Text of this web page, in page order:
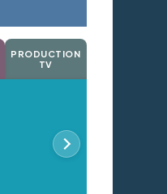
PRODUCTION
TV